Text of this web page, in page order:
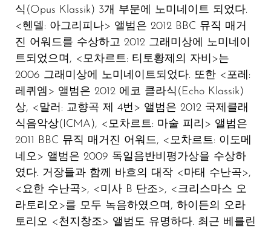
식(Opus Klassik) 3개 부문에 노미네이트 되었다.
<헨델: 아그리피나> 앨범은 2012 BBC 뮤직 매거
진 어워드를 수상하고 2012 그래미상에 노미네이
트되었으며, <모차르트: 티토황제의 자비>는
2006 그래미상에 노미네이트되었다. 또한 <포레:
레퀴엠> 앨범은 2012 에코 클라식(Echo Klassik)
상, <말러: 교향곡 제 4번> 앨범은 2012 국제클래
식음악상(ICMA), <모차르트: 마술 피리> 앨범은
2011 BBC 뮤직 매거진 어워드, <모차르트: 이도메
네오> 앨범은 2009 독일음반비평가상을 수상하
였다. 거장들과 함께 바흐의 대작 <마태 수난곡>,
<요한 수난곡>, <미사 B 단조>, <크리스마스 오
라토리오>를 모두 녹음하였으며, 하이든의 오라
토리오 <천지창조> 앨범도 유명하다. 최근 베를린